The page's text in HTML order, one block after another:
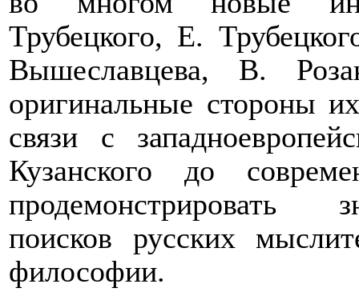
Трубецкого, Е.
Вышеславцева, В.
оригинальные стороны
связи с
Кузанского до
продемонстрировать
поисков русских
философии.